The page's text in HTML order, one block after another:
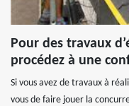
Pour des travaux
procédez à une
Si vous avez de travaux à
vous de faire jouer la